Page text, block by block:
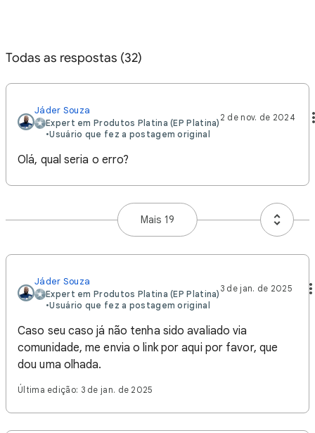
Todas as respostas (32)
Jáder Souza
Expert em Produtos Platina (EP Platina)
•Usuário que fez a postagem original
2 de nov. de 2024
Olá, qual seria o erro?
Mais 19
Jáder Souza
Expert em Produtos Platina (EP Platina)
•Usuário que fez a postagem original
3 de jan. de 2025
Caso seu caso já não tenha sido avaliado via
comunidade, me envia o link por aqui por favor, que
dou uma olhada.
Última edição: 3 de jan. de 2025